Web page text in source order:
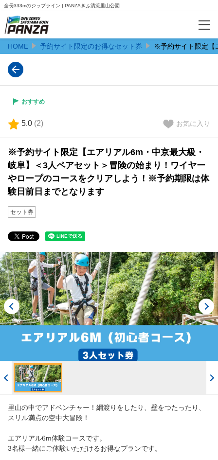
全長333mのジップライン | PANZAぎふ清流里山公園
カテゴリー
予約サイト限定のお得なセット券
特集
【夏のスタッフ体験】1日限りのドキドキワクワクのスタッフ体験
人気ランキング
閲覧履歴
ご案内
English
ログイン/予約確認
HOME 予約サイト限定のお得なセット券 ※予約サイト限定【
※予約サイト限定【エアリアル6m・中京最大級・
岐阜】＜3人ペアセット＞冒険の始まり！ワイヤー
やロープのコースをクリアしよう！※予約期限は体
験日前日までとなります
おすすめ
5.0 (2) お気に入り
セット券
里山の中でアドベンチャー！綱渡りをしたり、壁をつたったり、
スリル満点の空中大冒険！
エアリアル6m体験コースです。
3名様一緒にご体験いただけるお得なプランです。